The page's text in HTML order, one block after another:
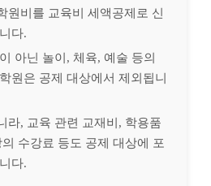
원비를 교육비 세액공제로 신
다.
아닌 놀이, 체육, 예술 등의
원은 공제 대상에서 제외됩니
라, 교육 관련 교재비, 학용품
수강료 등도 공제 대상에 포
다.